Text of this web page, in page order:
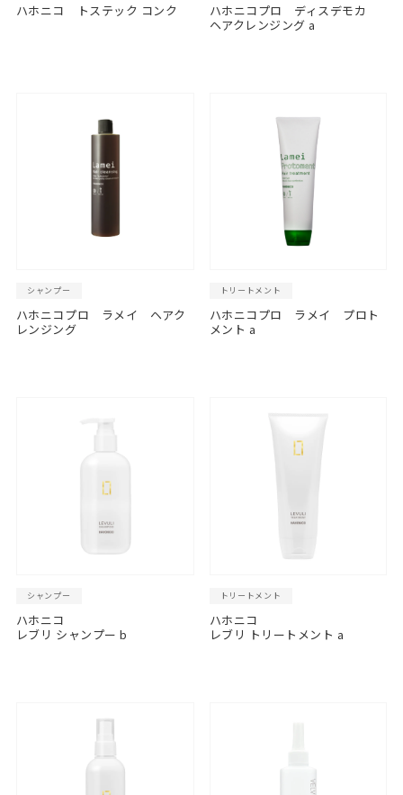
ハホニコ トステック コンク
ハホニコプロ ディスデモカ
ヘアクレンジング a
シャンプー
ハホニコプロ ラメイ ヘアク
レンジング
トリートメント
ハホニコプロ ラメイ プロト
メント a
シャンプー
ハホニコ
レブリ シャンプー b
トリートメント
ハホニコ
レブリ トリートメント a